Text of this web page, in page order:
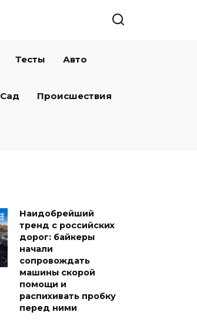
Тесты Авто
Сад Происшествия
Наидобрейший
тренд с российских
дорог: байкеры
начали
сопровождать
машины скорой
помощи и
распихивать пробку
перед ними